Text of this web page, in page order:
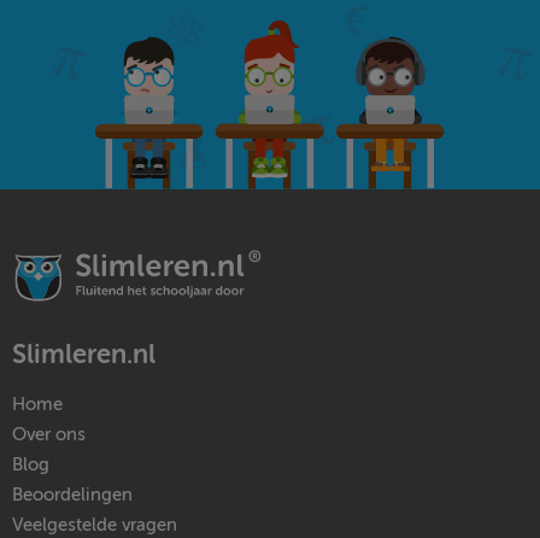
Slimleren.nl
Home
Over ons
Blog
Beoordelingen
Veelgestelde vragen